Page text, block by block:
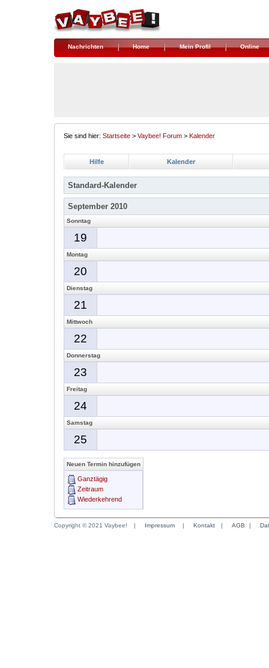
Nachrichten Home Mein Profil Online
Sie sind hier: Startseite > Vaybee! Forum > Kalender
Hilfe Kalender
Standard-Kalender
September 2010
Sonntag
19
Montag
20
Dienstag
21
Mittwoch
22
Donnerstag
23
Freitag
24
Samstag
25
Neuen Termin hinzufügen
Ganztägig
Zeitraum
Wiederkehrend
Copyright © 2021 Vaybee! | Impressum | Kontakt | AGB |